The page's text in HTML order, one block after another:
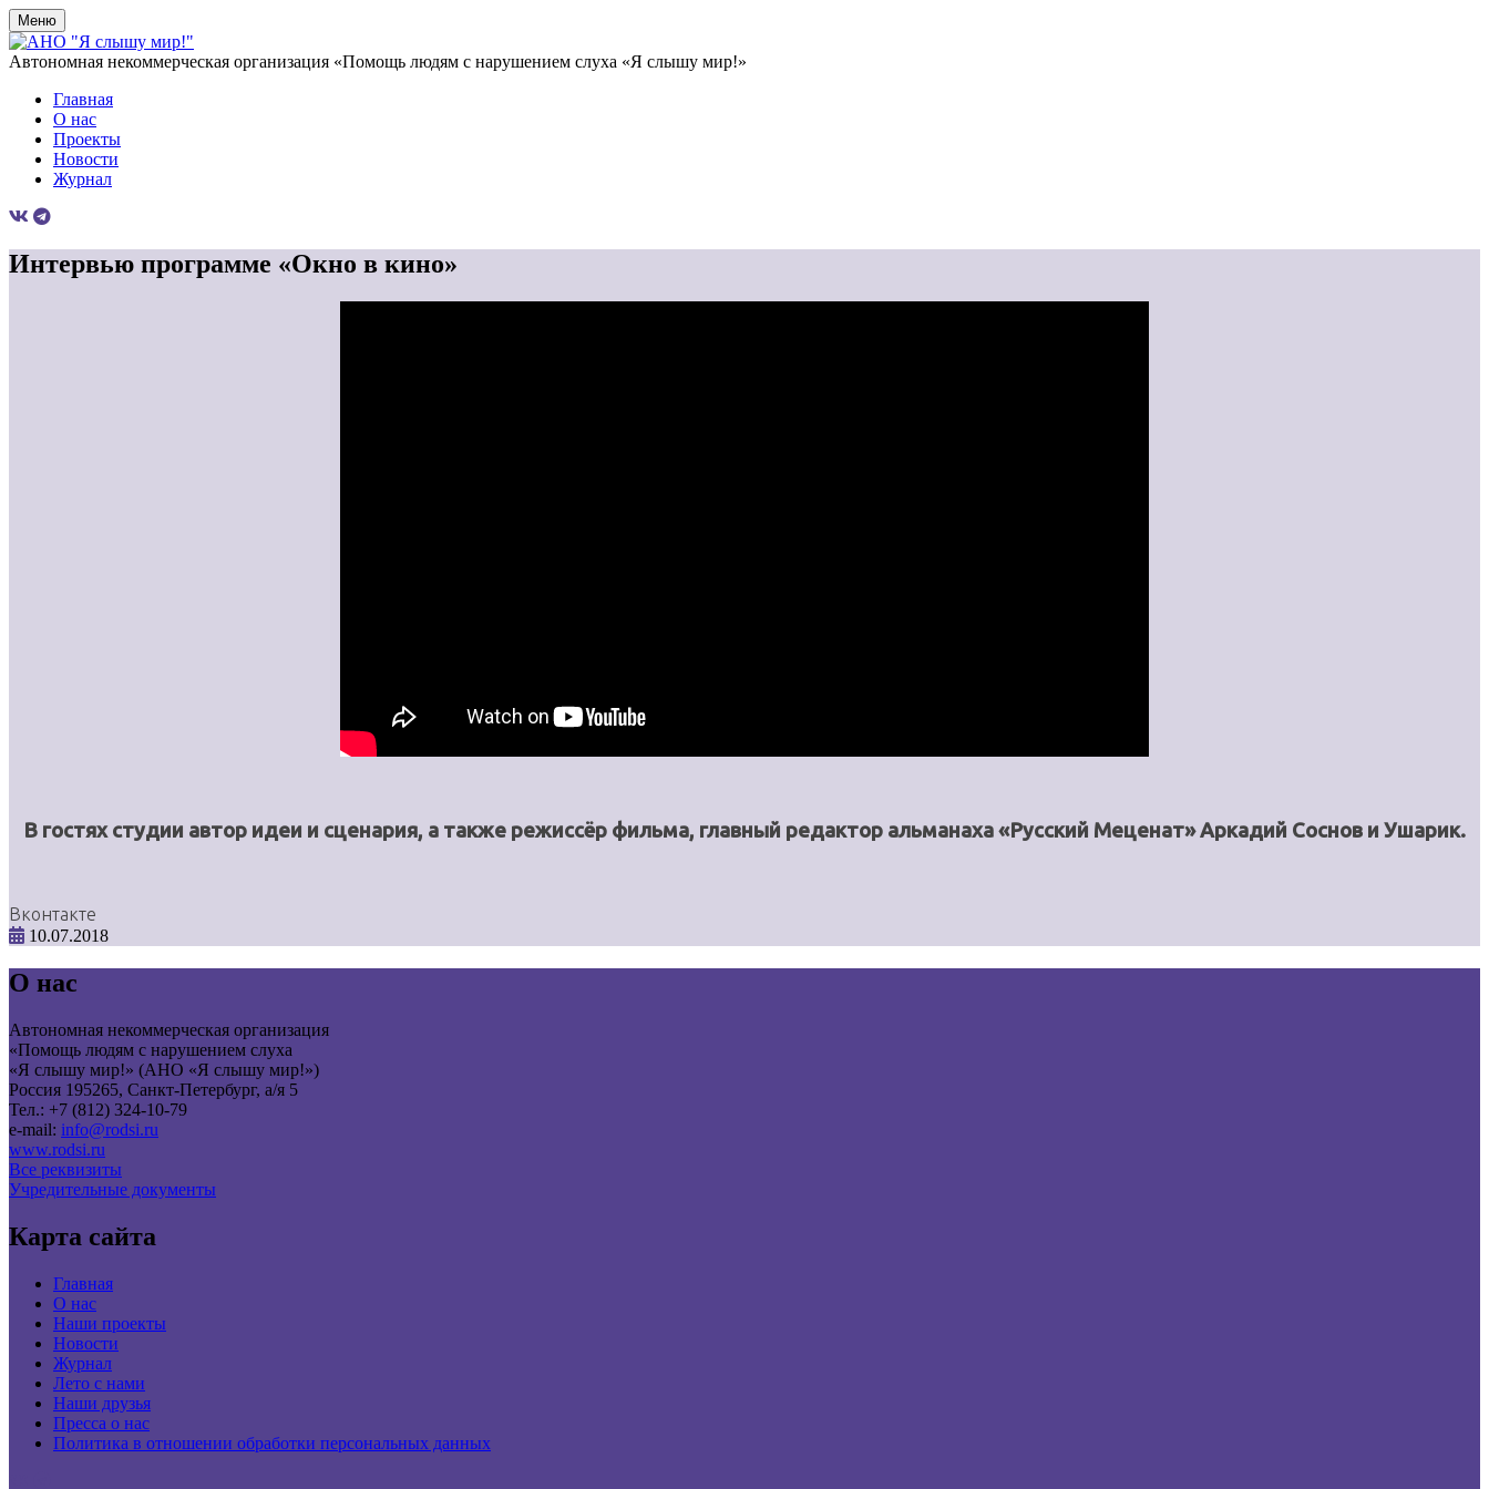
Меню
Автономная некоммерческая организация «Помощь людям с нарушением слуха «Я слышу мир!»
Главная
О нас
Проекты
Новости
Журнал
Интервью программе «Окно в кино»
В гостях студии автор идеи и сценария, а также режиссёр фильма, главный редактор альманаха «Русский Меценат» Аркадий Соснов и Ушарик.
Вконтакте
10.07.2018
О нас
Автономная некоммерческая организация
«Помощь людям с нарушением слуха
«Я слышу мир!» (АНО «Я слышу мир!»)
Россия 195265, Санкт-Петербург, а/я 5
Тел.: +7 (812) 324-10-79
e-mail: info@rodsi.ru
www.rodsi.ru
Все реквизиты
Учредительные документы
Карта сайта
Главная
О нас
Наши проекты
Новости
Журнал
Лето с нами
Наши друзья
Пресса о нас
Политика в отношении обработки персональных данных